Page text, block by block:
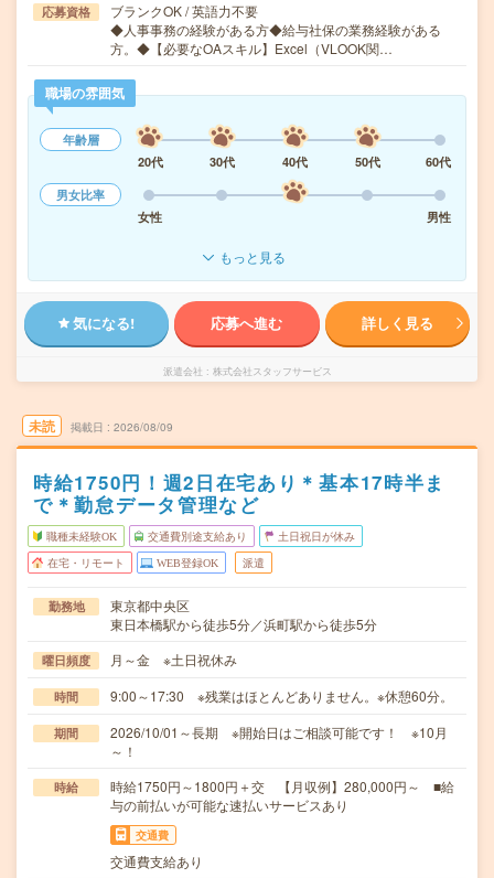
応募資格
ブランクOK / 英語力不要
◆人事事務の経験がある方◆給与社保の業務経験がある
方。◆【必要なOAスキル】Excel（VLOOK関…
職場の雰囲気
年齢層
20代
30代 40代 50代
60代
男女比率
女性
男性
もっと見る
気になる! 応募へ進む 詳しく見る
派遣会社 株式会社スタッフサービス
未読 掲載日 2026/08/09
時給1750円！週2日在宅あり＊基本17時半ま
で＊勤怠データ管理など
職種未経験OK 交通費別途支給あり 土日祝日が休み
在宅・リモート WEB登録OK 派遣
勤務地
東京都中央区
東日本橋駅から徒歩5分／浜町駅から徒歩5分
曜日頻度 月～金 ※土日祝休み
時間 9:00～17:30 ※残業はほとんどありません。※休憩60分。
期間
2026/10/01～長期 ※開始日はご相談可能です！ ※10月
～！
時給
時給1750円～1800円＋交 【月収例】280,000円～ ■給
与の前払いが可能な速払いサービスあり
交通費
交通費支給あり